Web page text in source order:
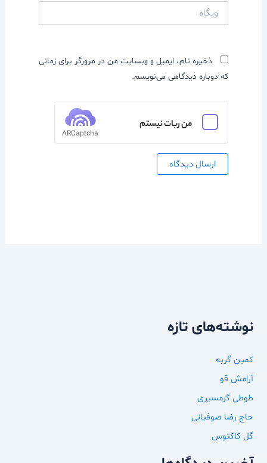
ذخیره نام، ایمیل و وبسایت من در مرورگر برای زمانی
که دوباره دیدگاهی می‌نویسم.
من ربات نیستم
ARCaptcha
نوشته‌های تازه
کمین گربه
آرامش قو
طوطی گرمسیری
حاج رضا صوفیانی
گل کاکتوس